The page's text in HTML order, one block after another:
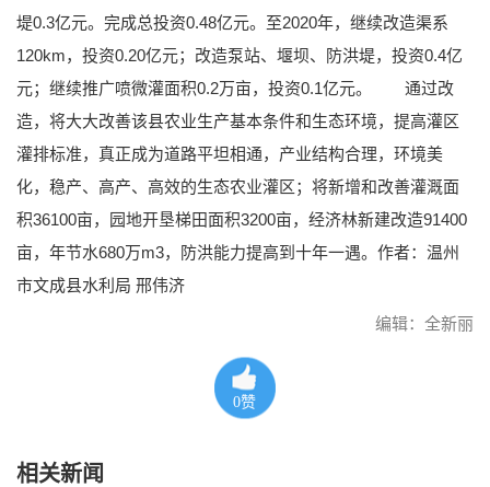
堤0.3亿元。完成总投资0.48亿元。至2020年，继续改造渠系
120km，投资0.20亿元；改造泵站、堰坝、防洪堤，投资0.4亿
元；继续推广喷微灌面积0.2万亩，投资0.1亿元。
通过改
造，将大大改善该县农业生产基本条件和生态环境，提高灌区
灌排标准，真正成为道路平坦相通，产业结构合理，环境美
化，稳产、高产、高效的生态农业灌区；将新增和改善灌溉面
积36100亩，园地开垦梯田面积3200亩，经济林新建改造91400
亩，年节水680万m3，防洪能力提高到十年一遇。 作者：温州
市文成县水利局 邢伟济
编辑：全新丽
0赞
相关新闻